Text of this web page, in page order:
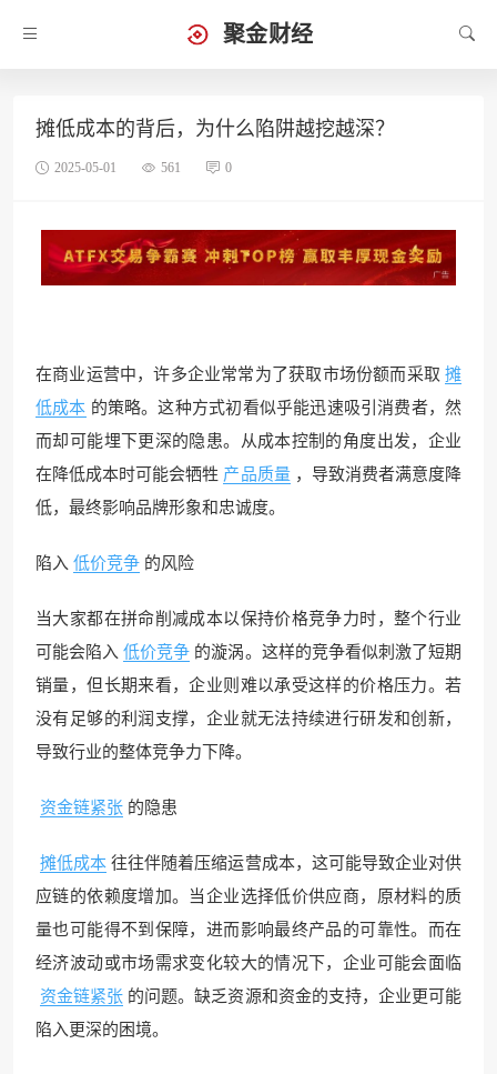
聚金财经
摊低成本的背后，为什么陷阱越挖越深？
2025-05-01 561 0
在商业运营中，许多企业常常为了获取市场份额而采取 摊
低成本 的策略。这种方式初看似乎能迅速吸引消费者，然
而却可能埋下更深的隐患。从成本控制的角度出发，企业
在降低成本时可能会牺牲 产品质量 ，导致消费者满意度降
低，最终影响品牌形象和忠诚度。
陷入 低价竞争 的风险
当大家都在拼命削减成本以保持价格竞争力时，整个行业
可能会陷入 低价竞争 的漩涡。这样的竞争看似刺激了短期
销量，但长期来看，企业则难以承受这样的价格压力。若
没有足够的利润支撑，企业就无法持续进行研发和创新，
导致行业的整体竞争力下降。
资金链紧张 的隐患
摊低成本 往往伴随着压缩运营成本，这可能导致企业对供
应链的依赖度增加。当企业选择低价供应商，原材料的质
量也可能得不到保障，进而影响最终产品的可靠性。而在
经济波动或市场需求变化较大的情况下，企业可能会面临
资金链紧张 的问题。缺乏资源和资金的支持，企业更可能
陷入更深的困境。